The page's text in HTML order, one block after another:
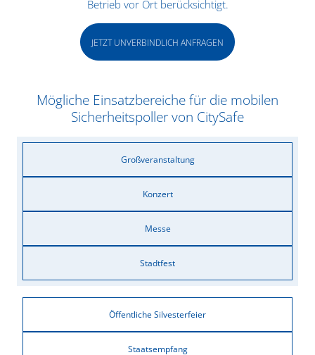
Betrieb vor Ort berücksichtigt.
JETZT UNVERBINDLICH ANFRAGEN
Mögliche Einsatzbereiche für die mobilen
Sicherheitspoller von CitySafe
Großveranstaltung
Konzert
Messe
Stadtfest
Öffentliche Silvesterfeier
Staatsempfang